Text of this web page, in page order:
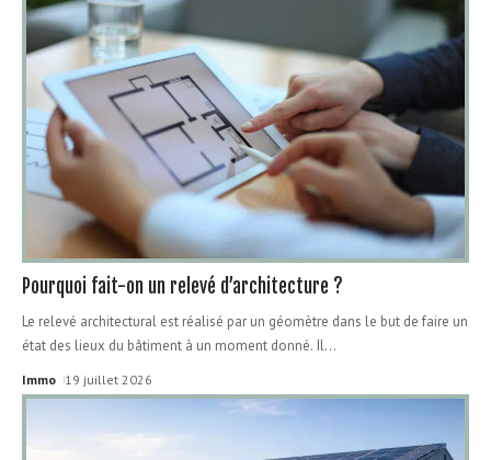
Pourquoi fait-on un relevé d’architecture ?
Le relevé architectural est réalisé par un géomètre dans le but de faire un
état des lieux du bâtiment à un moment donné. Il…
Immo 19 juillet 2026